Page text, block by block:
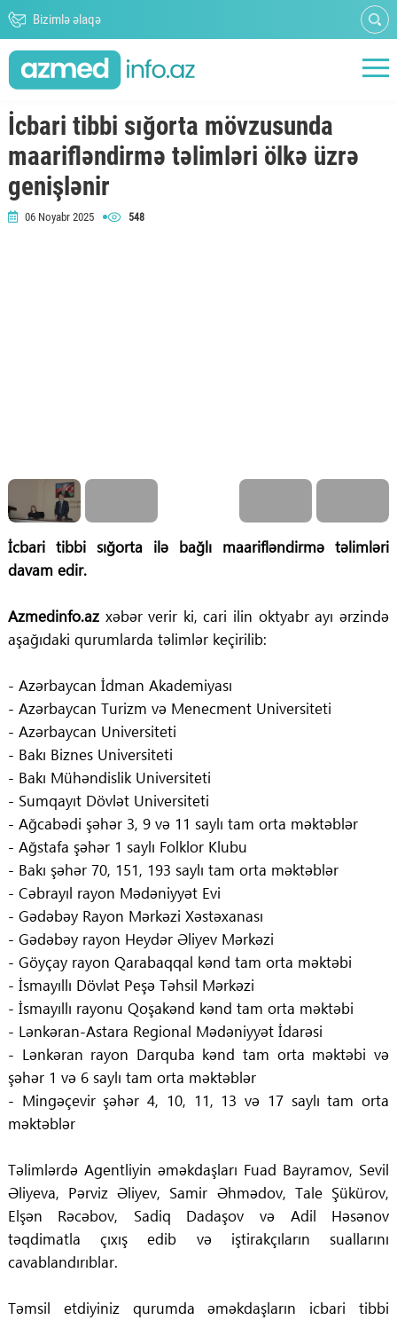
Bizimlə əlaqə
İcbari tibbi sığorta mövzusunda
maarifləndirmə təlimləri ölkə üzrə
genişlənir
06 Noyabr 2025 548
İcbari tibbi sığorta ilə bağlı maarifləndirmə təlimləri
davam edir.
Azmedinfo.azxəbər verir ki, cari ilin oktyabr ayı ərzində
aşağıdaki qurumlarda təlimlər keçirilib:
- Azərbaycan İdman Akademiyası
- Azərbaycan Turizm və Menecment Universiteti
- Azərbaycan Universiteti
- Bakı Biznes Universiteti
- Bakı Mühəndislik Universiteti
- Sumqayıt Dövlət Universiteti
- Ağcabədi şəhər 3, 9 və 11 saylı tam orta məktəblər
- Ağstafa şəhər 1 saylı Folklor Klubu
- Bakı şəhər 70, 151, 193 saylı tam orta məktəblər
- Cəbrayıl rayon Mədəniyyət Evi
- Gədəbəy Rayon Mərkəzi Xəstəxanası
- Gədəbəy rayon Heydər Əliyev Mərkəzi
- Göyçay rayon Qarabaqqal kənd tam orta məktəbi
- İsmayıllı Dövlət Peşə Təhsil Mərkəzi
- İsmayıllı rayonu Qoşakənd kənd tam orta məktəbi
- Lənkəran-Astara Regional Mədəniyyət İdarəsi
- Lənkəran rayon Darquba kənd tam orta məktəbi və
şəhər 1 və 6 saylı tam orta məktəblər
- Mingəçevir şəhər 4, 10, 11, 13 və 17 saylı tam orta
məktəblər
Təlimlərdə Agentliyin əməkdaşları Fuad Bayramov, Sevil
Əliyeva, Pərviz Əliyev, Samir Əhmədov, Tale Şükürov,
Elşən Rəcəbov, Sadiq Dadaşov və Adil Həsənov
təqdimatla çıxış edib və iştirakçıların suallarını
cavablandırıblar.
Təmsil etdiyiniz qurumda əməkdaşların icbari tibbi